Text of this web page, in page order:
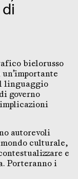
bielorusso
linguaggio
governo
autorevoli
culturale,
e
Porteranno i